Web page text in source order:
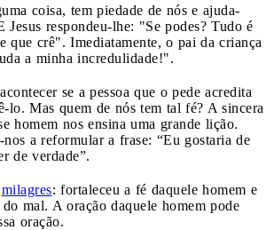
coisa, tem piedade de nós e ajuda-
respondeu-lhe: "Se podes? Tudo é
que crê". Imediatamente, o pai da criança
a minha incredulidade!".
se a pessoa que o pede acredita
lo. Mas quem de nós tem tal fé? A sincera
homem nos ensina uma grande lição.
nos a reformular a frase: “Eu gostaria de
de verdade”.
milagres: fortaleceu a fé daquele homem e
mal. A oração daquele homem pode
oração.